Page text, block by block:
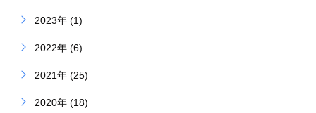
2023年 (1)
2022年 (6)
2021年 (25)
2020年 (18)